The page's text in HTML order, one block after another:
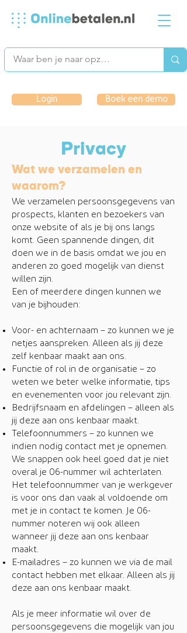
Login Boek een demo
Privacy
Wat we verzamelen en
waarom?
We verzamelen persoonsgegevens van
prospects, klanten en bezoekers van
onze website of als je bij ons langs
komt. Geen spannende dingen, dit
doen we in de basis omdat we jou en
anderen zo goed mogelijk van dienst
willen zijn.
Een of meerdere dingen kunnen we
van je bijhouden:
Voor- en achternaam – zo kunnen we je
netjes aanspreken. Alleen als jij deze
zelf kenbaar maakt aan ons.
Functie of rol in de organisatie – zo
weten we beter welke informatie, tips
en evenementen voor jou relevant zijn.
Bedrijfsnaam en afdelingen – alleen als
jij deze aan ons kenbaar maakt.
Telefoonnummers – zo kunnen we
indien nodig contact met je opnemen.
We snappen ook heel goed dat je niet
overal je 06-nummer wil achterlaten.
Het telefoonnummer van je werkgever
is voor ons dan vaak al voldoende om
met je in contact te komen. Je 06-
nummer noteren wij ook alleen
wanneer jij deze aan ons kenbaar
maakt.
E-mailadres – zo kunnen we via de mail
contact hebben met elkaar. Alleen als jij
deze aan ons kenbaar maakt.
Als je meer informatie wil over de
persoonsgegevens die mogelijk van jou